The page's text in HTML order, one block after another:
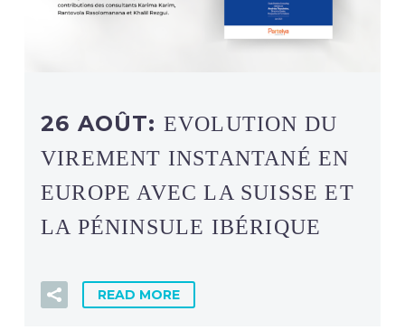
26 AOÛT: EVOLUTION DU
VIREMENT INSTANTANÉ EN
EUROPE AVEC LA SUISSE ET
LA PÉNINSULE IBÉRIQUE
READ MORE